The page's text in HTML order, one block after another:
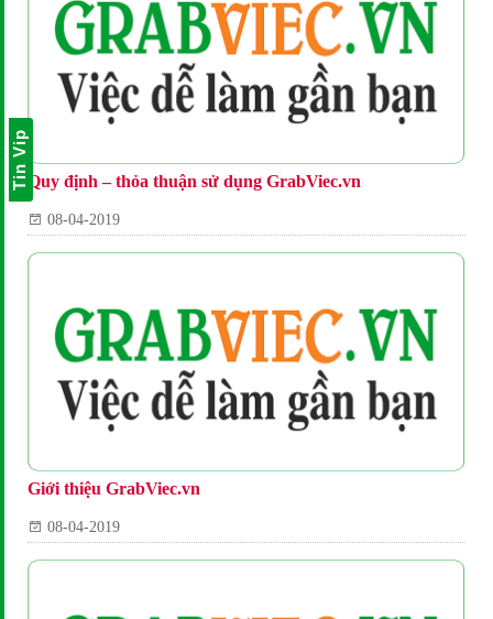
Tin Vip Quy định – thỏa thuận sử dụng GrabViec.vn
08-04-2019
Giới thiệu GrabViec.vn
08-04-2019